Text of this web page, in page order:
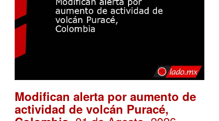
Modifican alerta por aumento de
actividad de volcán Puracé,